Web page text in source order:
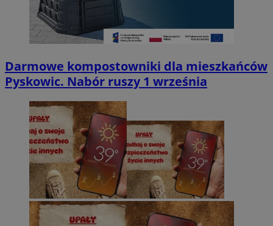
Darmowe kompostowniki dla mieszkańców
Pyskowic. Nabór ruszy 1 września